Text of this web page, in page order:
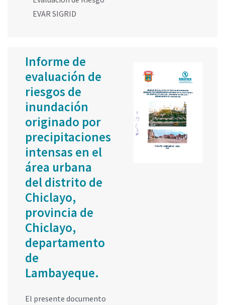
EVAR SIGRID
Informe de
evaluación de
riesgos de
inundación
originado por
precipitaciones
intensas en el
área urbana
del distrito de
Chiclayo,
provincia de
Chiclayo,
departamento
de
Lambayeque.
El presente documento